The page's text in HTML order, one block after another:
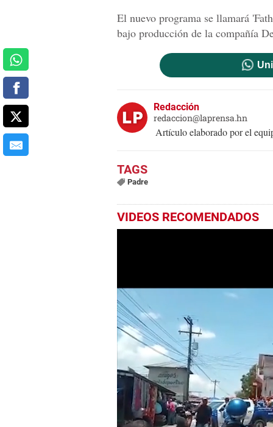
El nuevo programa se llamará
bajo producción de la compañía
Redacción
redaccion@laprensa.hn
Artículo elaborado por el
Padre
VIDEOS RECOMENDADOS